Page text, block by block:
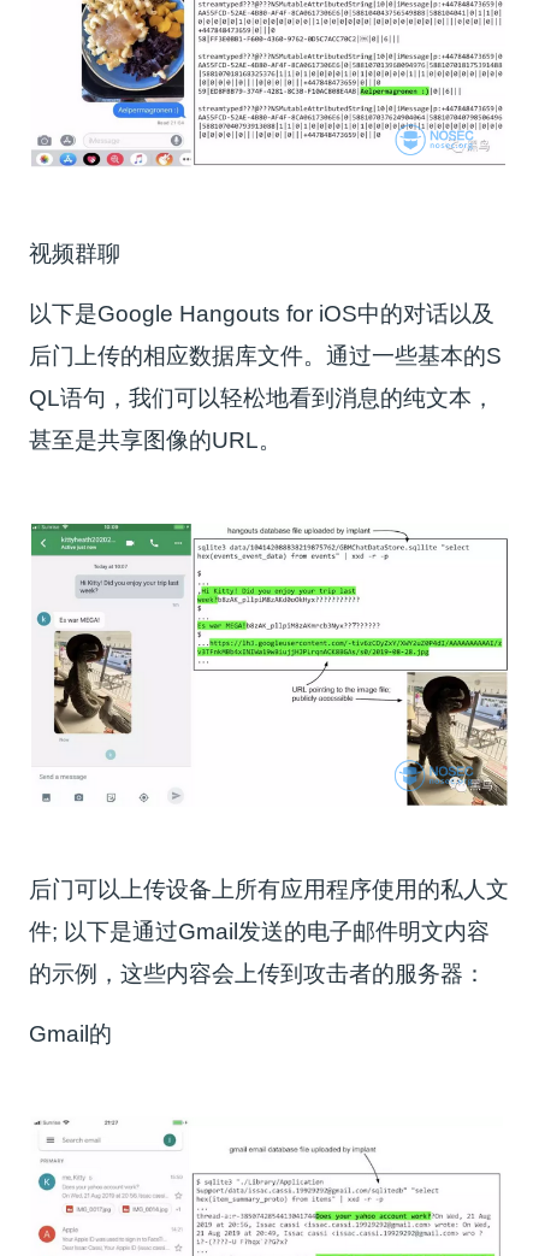
视频群聊
以下是Google Hangouts for iOS中的对话以及
后门上传的相应数据库文件。通过一些基本的S
QL语句，我们可以轻松地看到消息的纯文本，
甚至是共享图像的URL。
后门可以上传设备上所有应用程序使用的私人文
件; 以下是通过Gmail发送的电子邮件明文内容
的示例，这些内容会上传到攻击者的服务器：
Gmail的